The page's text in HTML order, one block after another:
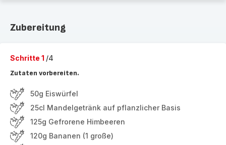
Zubereitung
Schritte 1 /4
Zutaten vorbereiten.
50g Eiswürfel
25cl Mandelgetränk auf pflanzlicher Basis
125g Gefrorene Himbeeren
120g Bananen (1 große)